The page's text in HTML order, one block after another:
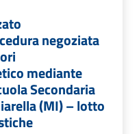
negoziata
mediante
Secondaria
(MI) – lotto